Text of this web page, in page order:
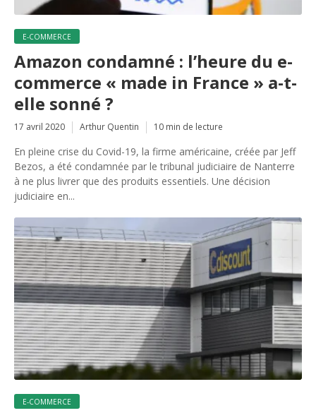
E-COMMERCE
Amazon condamné : l’heure du e-
commerce « made in France » a-t-
elle sonné ?
17 avril 2020 Arthur Quentin 10 min de lecture
En pleine crise du Covid-19, la firme américaine, créée par Jeff
Bezos, a été condamnée par le tribunal judiciaire de Nanterre
à ne plus livrer que des produits essentiels. Une décision
judiciaire en...
E-COMMERCE